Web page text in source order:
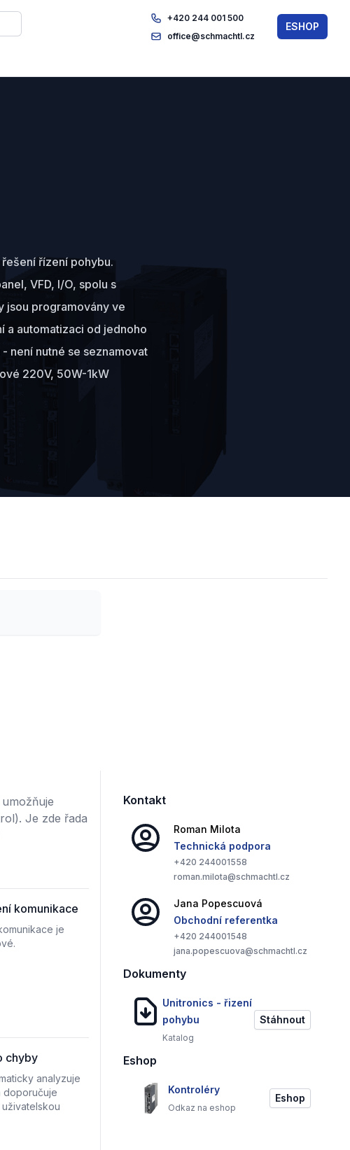
+420 244 001 500
office@schmachtl.cz
ESHOP
řízení pohybu.
VFD, I/O, spolu s
jsou programovány ve
a automatizaci od jednoho
není nutné se seznamovat
220V, 50W-1kW
Je zde řada
komunikace
je
chyby
analyzuje
doporučuje
Kontakt
Roman Milota
Technická podpora
+420 244001558
roman.milota@schmachtl.cz
Jana Popescuová
Obchodní referentka
+420 244001548
jana.popescuova@schmachtl.cz
Dokumenty
Unitronics - řizení
pohybu
Katalog
Stáhnout
Eshop
Kontroléry
Odkaz na eshop
Eshop